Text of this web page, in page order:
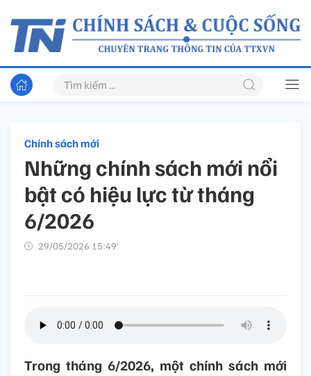
Chính sách mới
Những chính sách mới nổi
bật có hiệu lực từ tháng
6/2026
29/05/2026 15:49’
Trong tháng 6/2026, một chính sách mới